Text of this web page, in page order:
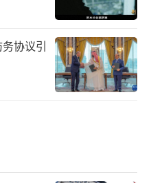
协议引